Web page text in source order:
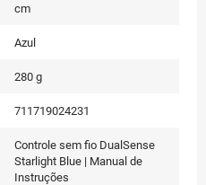
cm
Azul
280 g
711719024231
Controle sem fio DualSense
Starlight Blue | Manual de
Instruções